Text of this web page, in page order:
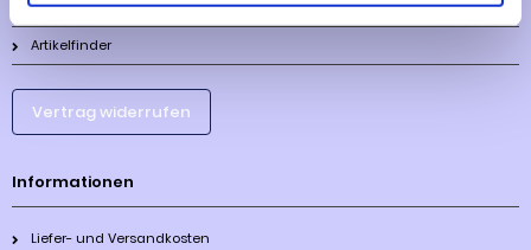
Lieferzeit
Artikelfinder
Vertrag widerrufen
Informationen
Liefer- und Versandkosten